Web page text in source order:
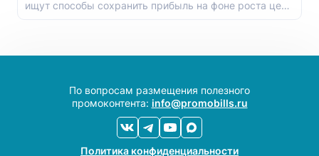
ищут способы сохранить прибыль на фоне роста цен
По вопросам размещения полезного
промоконтента: info@promobills.ru
Политика конфиденциальности